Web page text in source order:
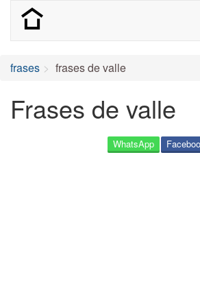
frases frases de valle
Frases de valle
WhatsApp